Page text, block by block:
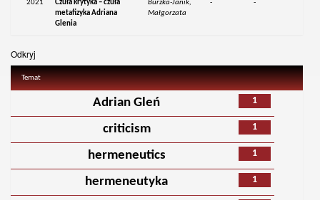
2021
Czuła krytyka – czuła
metafizyka Adriana
Glenia
Burzka-Janik,
Małgorzata
- -
Odkryj
Temat
1
Adrian Gleń
1
criticism
1
hermeneutics
1
hermeneutyka